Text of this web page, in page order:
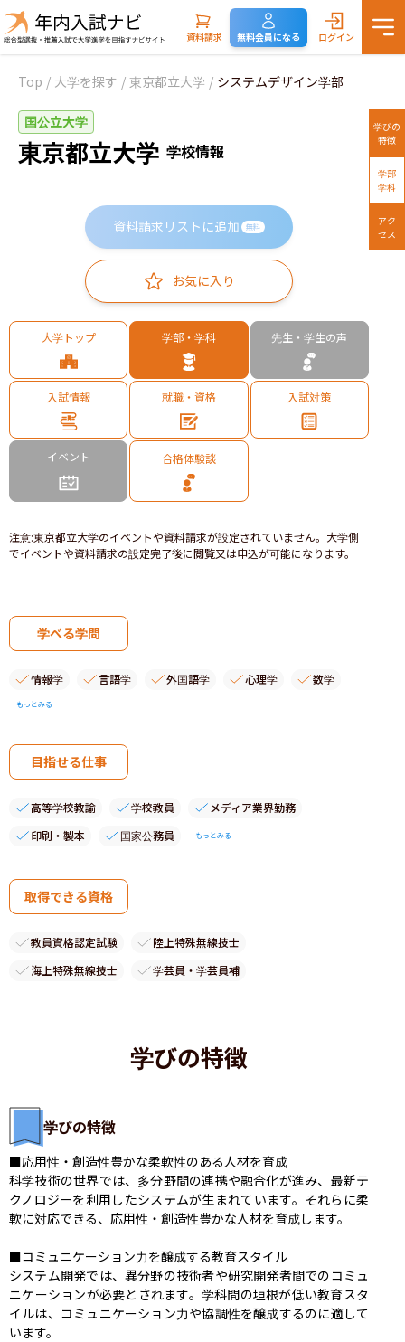
資料請求 無料会員になる ログイン
Top / 大学を探す / 東京都立大学 / システムデザイン学部
国公立大学
東京都立大学 学校情報
資料請求リストに追加 無料
お気に入り
大学トップ 学部・学科 先生・学生の声
入試情報 就職・資格 入試対策
イベント 合格体験談
注意:東京都立大学のイベントや資料請求が設定されていません。大学側
でイベントや資料請求の設定完了後に閲覧又は申込が可能になります。
学べる学問
情報学 言語学 外国語学 心理学 数学
もっとみる
目指せる仕事
高等学校教諭 学校教員
メディア業界勤務
印刷・製本
国家公務員 もっとみる
取得できる資格
教員資格認定試験
陸上特殊無線技士
海上特殊無線技士
学芸員・学芸員補
学びの特徴
学びの特徴
■応用性・創造性豊かな柔軟性のある人材を育成
科学技術の世界では、多分野間の連携や融合化が進み、最新テ
クノロジーを利用したシステムが生まれています。それらに柔
軟に対応できる、応用性・創造性豊かな人材を育成します。
■コミュニケーション力を醸成する教育スタイル
システム開発では、異分野の技術者や研究開発者間でのコミュ
ニケーションが必要とされます。学科間の垣根が低い教育スタ
イルは、コミュニケーション力や協調性を醸成するのに適して
います。
学びの
特徴
学部
学科
アク
セス